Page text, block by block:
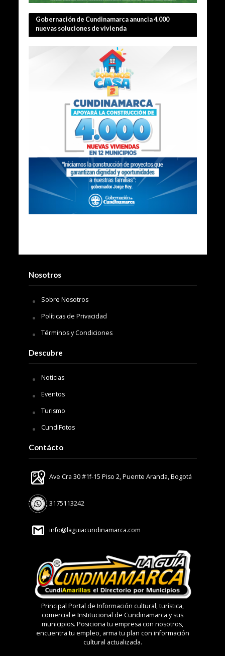
Gobernación de Cundinamarca anuncia 4.000
nuevas soluciones de vivienda
Nosotros
Sobre Nosotros
Políticas de Privacidad
Términos y Condiciones
Descubre
Noticias
Eventos
Turismo
CundiFotos
Contácto
Ave Cra 30 #1f-15 Piso 2, Puente Aranda, Bogotá
3175113242
info@laguiacundinamarca.com
Principal Portal de Información cultural, turística,
comercial e Institucional de Cundinamarca y sus
municipios. Posiciona tu empresa con nosotros,
encuentra tu empleo, arma tu plan con información
cultural actualizada.